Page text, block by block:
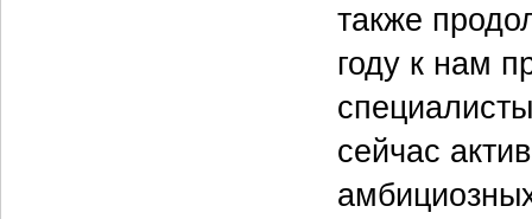
также
году к нам
сейчас